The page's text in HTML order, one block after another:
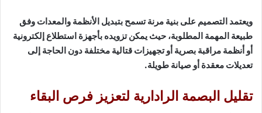
ويعتمد التصميم على بنية مرنة تسمح بتبديل الأنظمة والمعدات وفق
طبيعة المهمة المطلوبة، حيث يمكن تزويده بأجهزة استطلاع إلكترونية
أو أنظمة مراقبة بصرية أو تجهيزات قتالية مختلفة دون الحاجة إلى
تعديلات معقدة أو صيانة طويلة.
تقليل البصمة الرادارية لتعزيز فرص البقاء